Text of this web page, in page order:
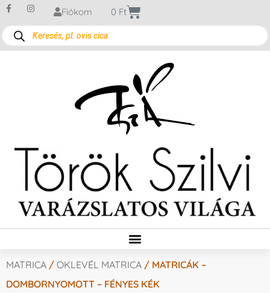
Fiókom 0 Ft
MATRICA / OKLEVÉL MATRICA / MATRICÁK –
DOMBORNYOMOTT – FÉNYES KÉK